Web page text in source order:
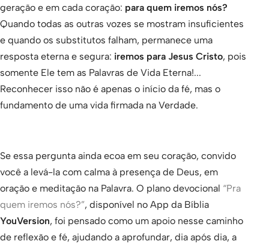
geração e em cada coração: para quem iremos nós?
Quando todas as outras vozes se mostram insuficientes
e quando os substitutos falham, permanece uma
resposta eterna e segura: iremos para Jesus Cristo, pois
somente Ele tem as Palavras de Vida Eterna!...
Reconhecer isso não é apenas o início da fé, mas o
fundamento de uma vida firmada na Verdade.
Se essa pergunta ainda ecoa em seu coração, convido
você a levá-la com calma à presença de Deus, em
oração e meditação na Palavra. O plano devocional “Pra
quem iremos nós?”, disponível no App da Bíblia
YouVersion, foi pensado como um apoio nesse caminho
de reflexão e fé, ajudando a aprofundar, dia após dia, a